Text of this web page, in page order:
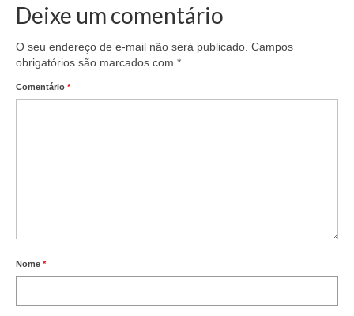
Convênios
Dependentes
Benefício Social Familiar
Deixe um comentário
O seu endereço de e-mail não será publicado. Campos
obrigatórios são marcados com *
Comentário *
Nome *